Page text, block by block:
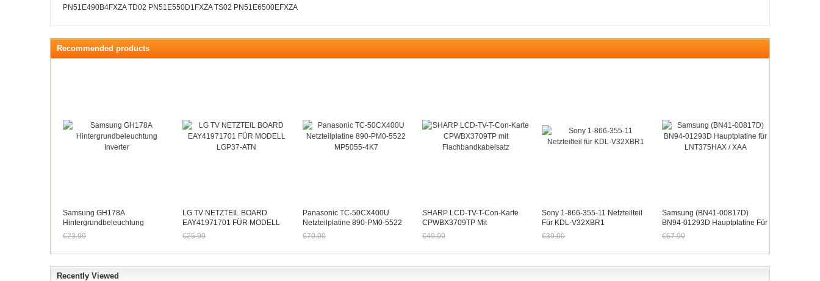
PN51E490B4FXZA TD02 PN51E550D1FXZA TS02 PN51E6500EFXZA
Recommended products
Samsung GH178A
Hintergrundbeleuchtung
Inverter
€23.99
LG TV NETZTEIL BOARD
EAY41971701 FÜR MODELL
LGP37-ATN
€25.99
Panasonic TC-50CX400U
Netzteilplatine 890-PM0-5522
MP5055-4K7
€70.00
SHARP LCD-TV-T-Con-Karte
CPWBX3709TP Mit
Flachbandkabelsatz
€49.00
Sony 1-866-355-11 Netzteilteil
Für KDL-V32XBR1
€39.00
Samsung (BN41-00817D)
BN94-01293D Hauptplatine Für
LNT375HAX / XAA
€67.90
Recently Viewed